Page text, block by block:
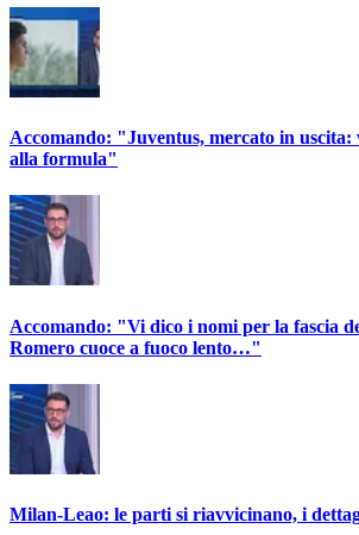
Accomando: "Juventus, mercato in uscita:
alla formula"
Accomando: "Vi dico i nomi per la fascia
Romero cuoce a fuoco lento…"
Milan-Leao: le parti si riavvicinano, i